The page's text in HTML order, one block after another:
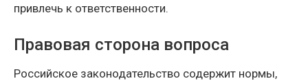
привлечь к ответственности.
Правовая сторона вопроса
Российское законодательство содержит нормы,